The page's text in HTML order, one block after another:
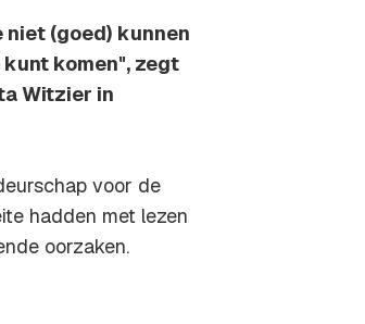
(goed) kunnen
komen", zegt
Witzier in
voor de
hadden met lezen
oorzaken.